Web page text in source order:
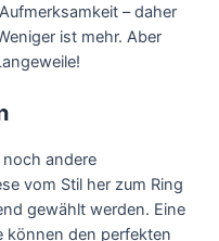
– daher
ist mehr. Aber
andere
vom Stil her zum Ring
gewählt werden. Eine
können den perfekten